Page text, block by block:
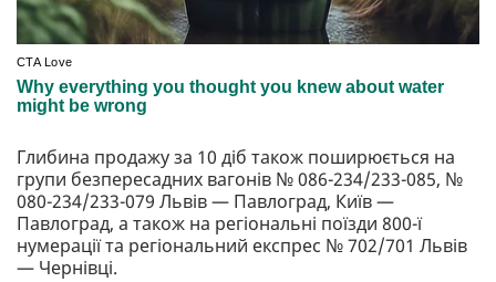
Глибина продажу за 10 діб також поширюється на
групи безпересадних вагонів № 086-234/233-085, №
080-234/233-079 Львів — Павлоград, Київ —
Павлоград, а також на регіональні поїзди 800-ї
нумерації та регіональний експрес № 702/701 Львів
— Чернівці.